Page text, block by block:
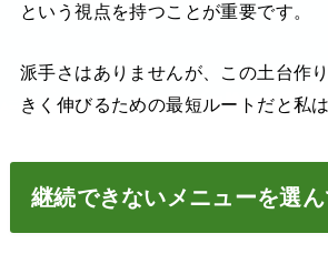
という視点を持つことが重要です。
派手さはありませんが、この土台作
きく伸びるための最短ルートだと私
継続できないメニューを選ん